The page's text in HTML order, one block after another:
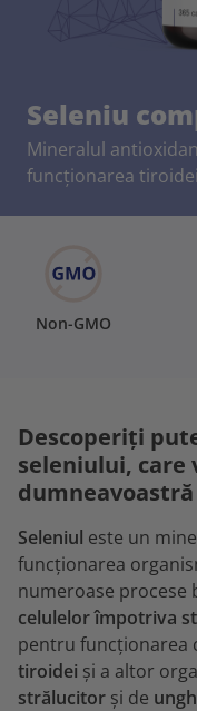
Seleniu
Mineralul
funcționarea
Non-GMO
Descoperiți
seleniului, care
dumneavoastră
Seleniul este un
funcționarea
numeroase procese
celulelor împotriva
pentru funcționarea
tiroidei și a altor
strălucitor și de